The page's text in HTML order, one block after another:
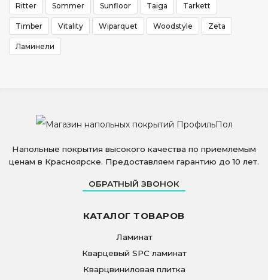
Ritter Sommer Sunfloor Taiga Tarkett
Timber Vitality Wiparquet Woodstyle Zeta
Ламинели
Напольные покрытия высокого качества по приемлемым
ценам в Красноярске. Предоставляем гарантию до 10 лет.
ОБРАТНЫЙ ЗВОНОК
КАТАЛОГ ТОВАРОВ
Ламинат
Кварцевый SPC ламинат
Кварцвиниловая плитка